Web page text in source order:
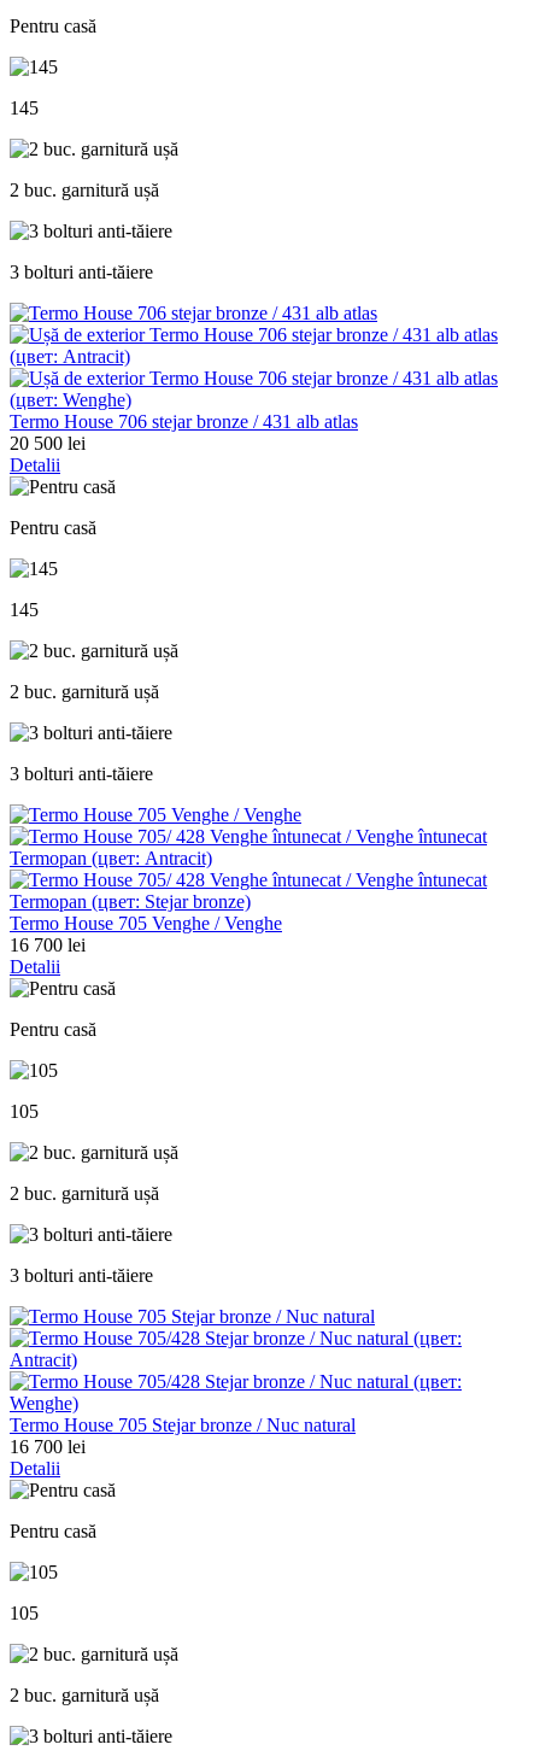
Pentru casă
145
2 buc. garnitură ușă
3 bolturi anti-tăiere
Termo House 706 stejar bronze / 431 alb atlas
20 500 lei
Detalii
Pentru casă
145
2 buc. garnitură ușă
3 bolturi anti-tăiere
Termo House 705 Venghe / Venghe
16 700 lei
Detalii
Pentru casă
105
2 buc. garnitură ușă
3 bolturi anti-tăiere
Termo House 705 Stejar bronze / Nuc natural
16 700 lei
Detalii
Pentru casă
105
2 buc. garnitură ușă